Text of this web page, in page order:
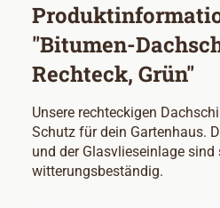
"Bitumen-
Rechteck, Grün"
Unsere rechteckigen
Schutz für dein Gartenhaus.
und der Glasvlieseinlage
witterungsbeständig.